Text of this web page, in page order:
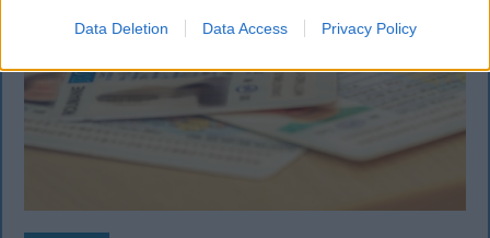
Data Deletion Data Access Privacy Policy